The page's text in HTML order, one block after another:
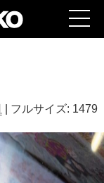
フルサイズ: 1479